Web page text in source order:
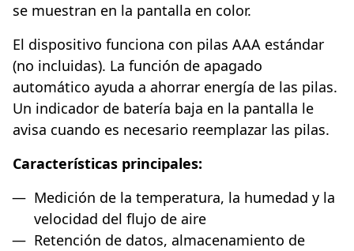
se muestran en la pantalla en color.
El dispositivo funciona con pilas AAA estándar
(no incluidas). La función de apagado
automático ayuda a ahorrar energía de las pilas.
Un indicador de batería baja en la pantalla le
avisa cuando es necesario reemplazar las pilas.
Características principales:
Medición de la temperatura, la humedad y la
velocidad del flujo de aire
Retención de datos, almacenamiento de